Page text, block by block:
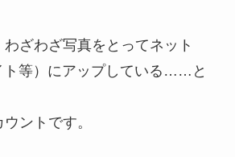
ざわざ写真をとってネット
ト等）にアップしている……と
ントです。